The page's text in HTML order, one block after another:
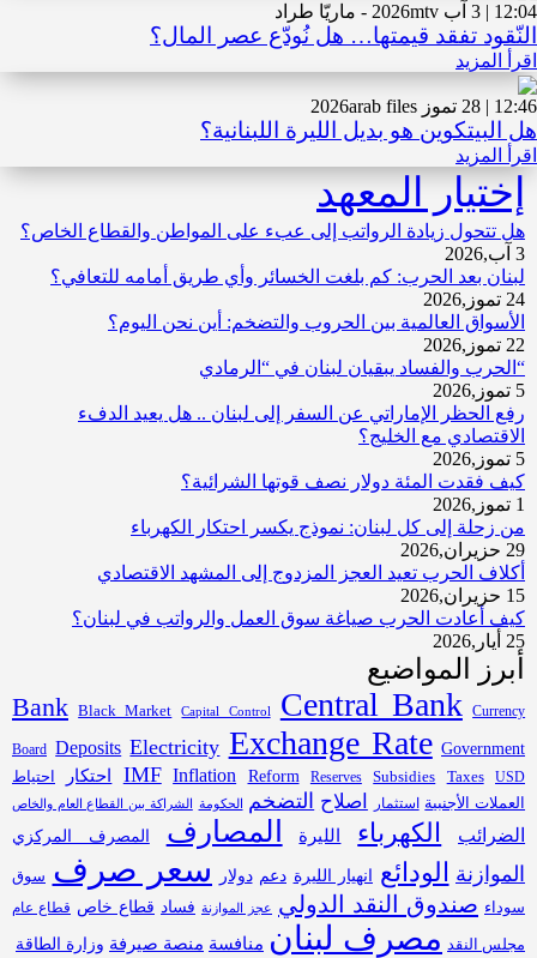
12:04 | 3 آب 2026 mtv - ماريّا طراد
النّقود تفقد قيمتها… هل نُودّع عصر المال؟
اقرأ المزيد
12:46 | 28 تموز 2026 arab files
هل البيتكوين هو بديل الليرة اللبنانية؟
اقرأ المزيد
إختيار المعهد
هل تتحول زيادة الرواتب إلى عبء على المواطن والقطاع الخاص؟
3 آب,2026
لبنان بعد الحرب: كم بلغت الخسائر وأي طريق أمامه للتعافي؟
24 تموز,2026
الأسواق العالمية بين الحروب والتضخم: أين نحن اليوم؟
22 تموز,2026
“الحرب والفساد يبقيان لبنان في “الرمادي
5 تموز,2026
رفع الحظر الإماراتي عن السفر إلى لبنان .. هل يعيد الدفء
الاقتصادي مع الخليج؟
5 تموز,2026
كيف فقدت المئة دولار نصف قوتها الشرائية؟
1 تموز,2026
من زحلة إلى كل لبنان: نموذج يكسر احتكار الكهرباء
29 حزيران,2026
أكلاف الحرب تعيد العجز المزدوج إلى المشهد الاقتصادي
15 حزيران,2026
كيف أعادت الحرب صياغة سوق العمل والرواتب في لبنان؟
25 أيار,2026
أبرز المواضيع
Bank Black Market Capital Control Central Bank Currency
Board Deposits Electricity Exchange Rate Government
IMF Inflation Reform Reserves Subsidies Taxes USD احتكار
احتياط
العملات الأجنبية
استثمار اصلاح التضخم الحكومة الشراكة بين القطاع العام والخاص
الضرائب الكهرباء الليرة المصارف المصرف المركزي
الموازنة الودائع انهيار الليرة دعم دولار سعر صرف سوق
سوداء صندوق النقد الدولي عجز الموازنة فساد قطاع خاص قطاع عام
مجلس النقد مصرف لبنان منافسة منصة صيرفة وزارة الطاقة